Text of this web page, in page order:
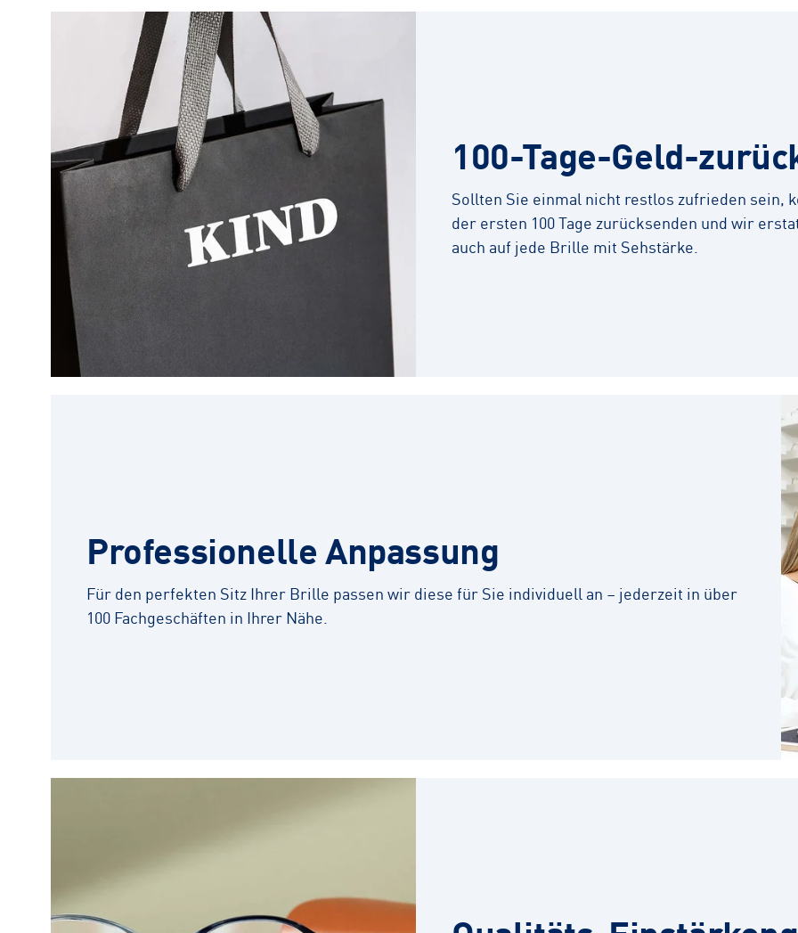
100-Tage-Geld-
Sollten Sie einmal nicht restlos zufrieden sein,
der ersten 100 Tage zurücksenden und wir
auch auf jede Brille mit Sehstärke.
Professionelle Anpassung
Für den perfekten Sitz Ihrer Brille passen wir diese für Sie individuell an – jederzeit in über
100 Fachgeschäften in Ihrer Nähe.